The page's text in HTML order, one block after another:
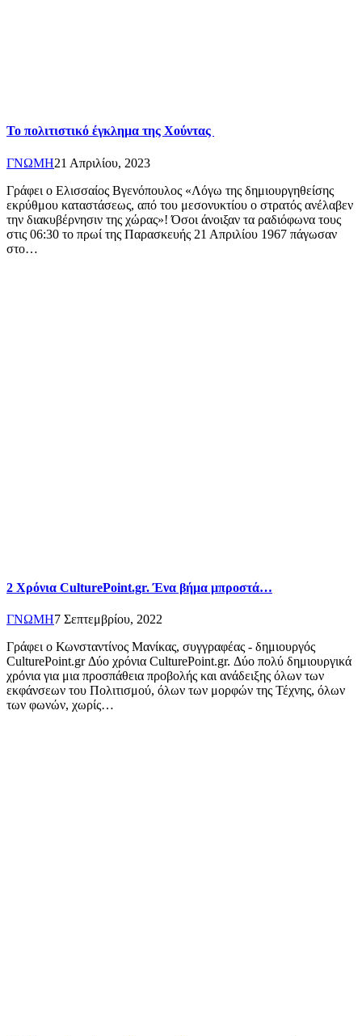
Το πολιτιστικό έγκλημα της Χούντας
ΓΝΩΜΗ21 Απριλίου, 2023
Γράφει ο Ελισσαίος Βγενόπουλος «Λόγω της δημιουργηθείσης
εκρύθμου καταστάσεως, από του μεσονυκτίου ο στρατός ανέλαβεν
την διακυβέρνησιν της χώρας»! Όσοι άνοιξαν τα ραδιόφωνα τους
στις 06:30 το πρωί της Παρασκευής 21 Απριλίου 1967 πάγωσαν
στο…
2 Χρόνια CulturePoint.gr. Ένα βήμα μπροστά…
ΓΝΩΜΗ7 Σεπτεμβρίου, 2022
Γράφει ο Κωνσταντίνος Μανίκας, συγγραφέας - δημιουργός
CulturePoint.gr Δύο χρόνια CulturePoint.gr. Δύο πολύ δημιουργικά
χρόνια για μια προσπάθεια προβολής και ανάδειξης όλων των
εκφάνσεων του Πολιτισμού, όλων των μορφών της Τέχνης, όλων
των φωνών, χωρίς…